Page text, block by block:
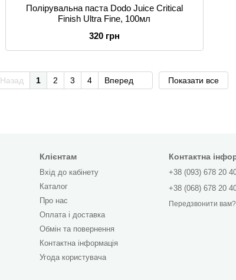
Полірувальна паста Dodo Juice Critical
Finish Ultra Fine, 100мл
320 грн
Назад 1 2 3 4 Вперед Показати все
Клієнтам
Вхід до кабінету
Каталог
Про нас
Оплата і доставка
Обмін та повернення
Контактна інформація
Угода користувача
Контактна
+38 (093) 678 20
+38 (068) 678 20
Передзвонити вам?